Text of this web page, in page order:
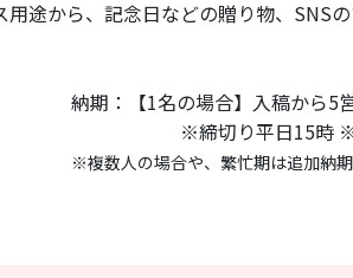
途から、記念日などの贈り物、SNS
納期：【1名の場合】入稿から5
※締切り平日15時
※複数人の場合や、繁忙期は追加納